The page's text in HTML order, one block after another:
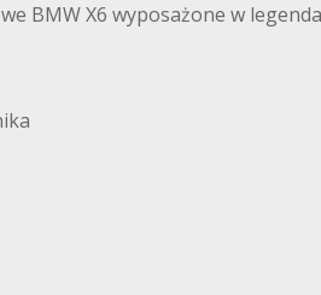
BMW X6 wyposażone w